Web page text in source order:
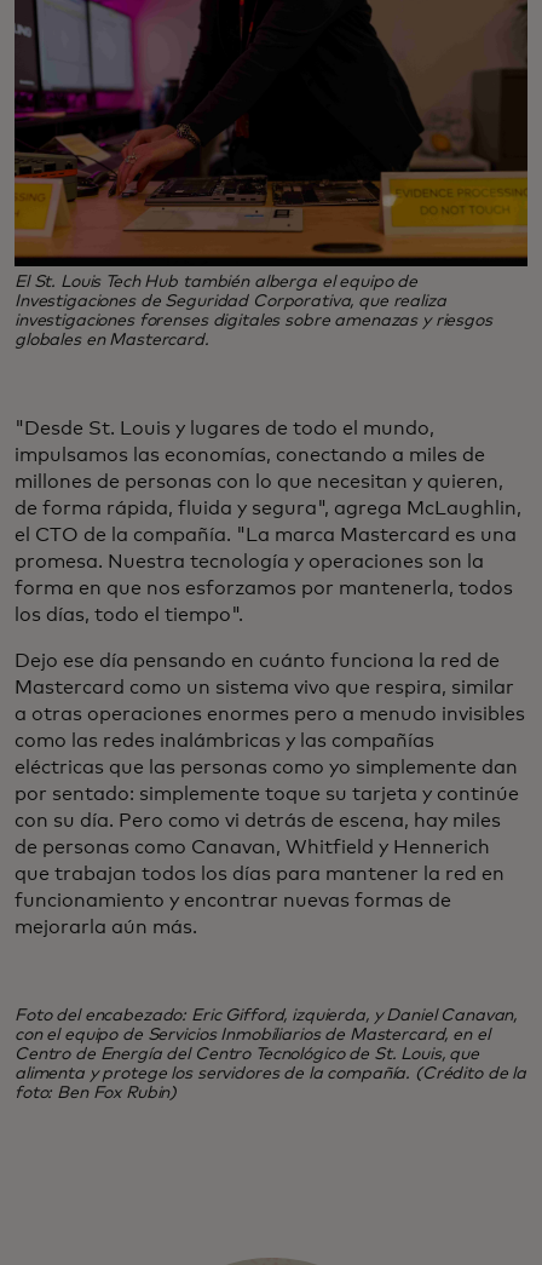
El St. Louis Tech Hub también alberga el equipo de
Investigaciones de Seguridad Corporativa, que realiza
investigaciones forenses digitales sobre amenazas y riesgos
globales en Mastercard.
"Desde St. Louis y lugares de todo el mundo,
impulsamos las economías, conectando a miles de
millones de personas con lo que necesitan y quieren,
de forma rápida, fluida y segura", agrega McLaughlin,
el CTO de la compañía. "La marca Mastercard es una
promesa. Nuestra tecnología y operaciones son la
forma en que nos esforzamos por mantenerla, todos
los días, todo el tiempo".
Dejo ese día pensando en cuánto funciona la red de
Mastercard como un sistema vivo que respira, similar
a otras operaciones enormes pero a menudo invisibles
como las redes inalámbricas y las compañías
eléctricas que las personas como yo simplemente dan
por sentado: simplemente toque su tarjeta y continúe
con su día. Pero como vi detrás de escena, hay miles
de personas como Canavan, Whitfield y Hennerich
que trabajan todos los días para mantener la red en
funcionamiento y encontrar nuevas formas de
mejorarla aún más.
Foto del encabezado: Eric Gifford, izquierda, y Daniel Canavan,
con el equipo de Servicios Inmobiliarios de Mastercard, en el
Centro de Energía del Centro Tecnológico de St. Louis, que
alimenta y protege los servidores de la compañía. (Crédito de la
foto: Ben Fox Rubin)